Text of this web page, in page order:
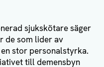
sjukskötare säger
de som lider av
stor personalstyrka.
till demensbyn